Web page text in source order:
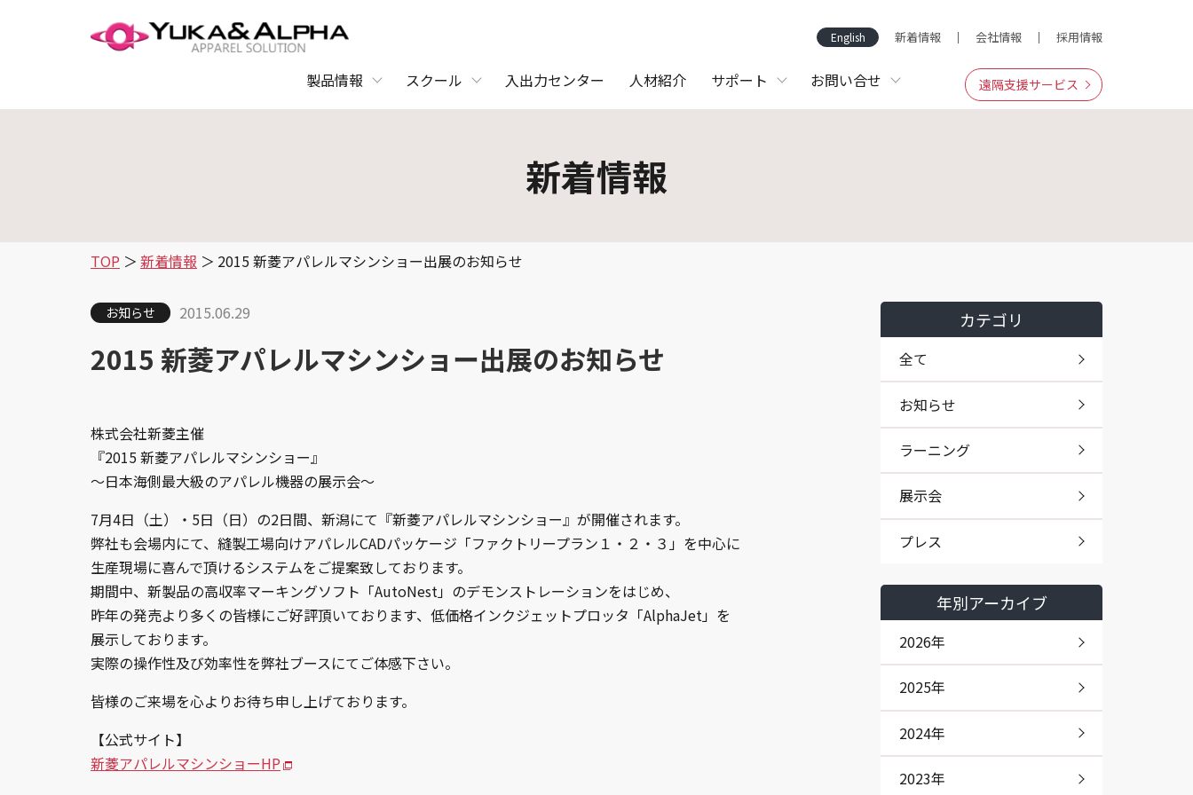
English 新着情報 会社情報 採用情報
製品情報 スクール 入出力センター 人材紹介 サポート お問い合せ 遠隔支援サービス
新着情報
TOP 新着情報 2015 新菱アパレルマシンショー出展のお知らせ
お知らせ 2015.06.29
2015 新菱アパレルマシンショー出展のお知らせ
株式会社新菱主催
『2015 新菱アパレルマシンショー』
～日本海側最大級のアパレル機器の展示会～
7月4日（土）・5日（日）の2日間、新潟にて『新菱アパレルマシンショー』が開催されます。
弊社も会場内にて、縫製工場向けアパレルCADパッケージ「ファクトリープラン１・２・３」を中心に
生産現場に喜んで頂けるシステムをご提案致しております。
期間中、新製品の高収率マーキングソフト「AutoNest」のデモンストレーションをはじめ、
昨年の発売より多くの皆様にご好評頂いております、低価格インクジェットプロッタ「AlphaJet」を
展示しております。
実際の操作性及び効率性を弊社ブースにてご体感下さい。
皆様のご来場を心よりお待ち申し上げております。
【公式サイト】
新菱アパレルマシンショーHP
カテゴリ
全て
お知らせ
ラーニング
展示会
プレス
年別アーカイブ
2026年
2025年
2024年
2023年